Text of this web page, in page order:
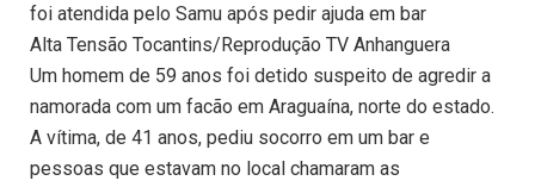
foi atendida pelo Samu após pedir ajuda em bar
Alta Tensão Tocantins/Reprodução TV Anhanguera
Um homem de 59 anos foi detido suspeito de agredir a
namorada com um facão em Araguaína, norte do estado.
A vítima, de 41 anos, pediu socorro em um bar e
pessoas que estavam no local chamaram as